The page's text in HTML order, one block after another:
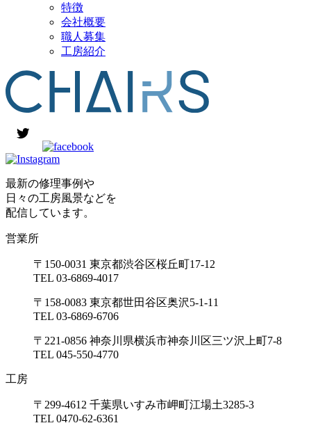
特徴
会社概要
職人募集
工房紹介
最新の修理事例や
日々の工房風景などを
配信しています。
営業所
〒150-0031 東京都渋谷区桜丘町17-12
TEL 03-6869-4017
〒158-0083 東京都世田谷区奥沢5-1-11
TEL 03-6869-6706
〒221-0856 神奈川県横浜市神奈川区三ツ沢上町7-8
TEL 045-550-4770
工房
〒299-4612 千葉県いすみ市岬町江場土3285-3
TEL 0470-62-6361